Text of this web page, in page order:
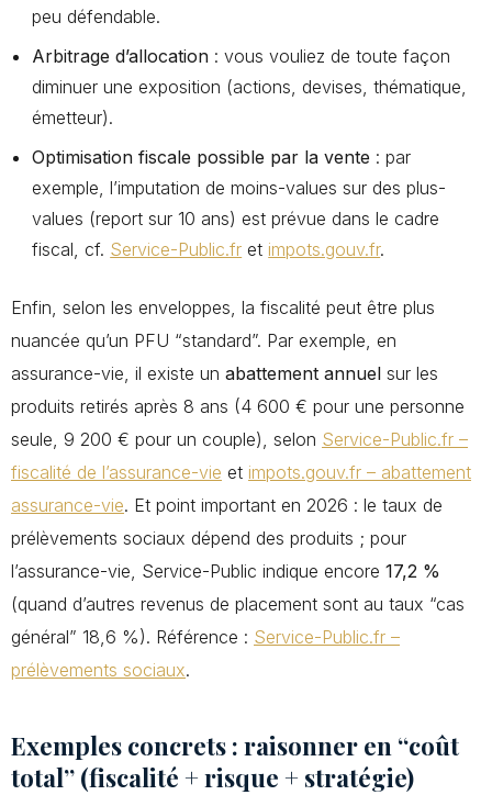
peu défendable.
Arbitrage d’allocation : vous vouliez de toute façon
diminuer une exposition (actions, devises, thématique,
émetteur).
Optimisation fiscale possible par la vente : par
exemple, l’imputation de moins-values sur des plus-
values (report sur 10 ans) est prévue dans le cadre
fiscal, cf. Service-Public.fr et impots.gouv.fr.
Enfin, selon les enveloppes, la fiscalité peut être plus
nuancée qu’un PFU “standard”. Par exemple, en
assurance-vie, il existe un abattement annuel sur les
produits retirés après 8 ans (4 600 € pour une personne
seule, 9 200 € pour un couple), selon Service-Public.fr –
fiscalité de l’assurance-vie et impots.gouv.fr – abattement
assurance-vie. Et point important en 2026 : le taux de
prélèvements sociaux dépend des produits ; pour
l’assurance-vie, Service-Public indique encore 17,2 %
(quand d’autres revenus de placement sont au taux “cas
général” 18,6 %). Référence : Service-Public.fr –
prélèvements sociaux.
Exemples concrets : raisonner en “coût
total” (fiscalité + risque + stratégie)